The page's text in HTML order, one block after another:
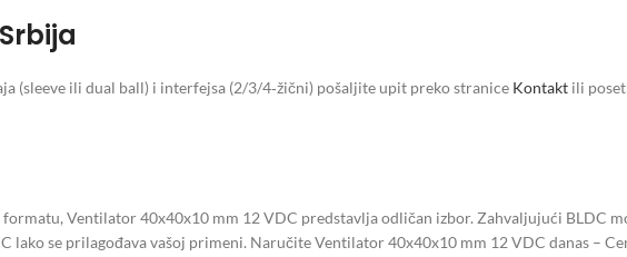
(sleeve ili dual ball) i interfejsa (2/3/4‑žični) pošaljite upit preko stranice Kontakt ili
Ventilator 40x40x10 mm 12 VDC predstavlja odličan izbor. Zahvaljujući BLDC
lako se prilagođava vašoj primeni. Naručite Ventilator 40x40x10 mm 12 VDC danas –